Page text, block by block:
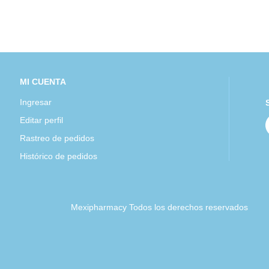
MI CUENTA
Ingresar
Editar perfil
Rastreo de pedidos
Histórico de pedidos
Mexipharmacy Todos los derechos reservados